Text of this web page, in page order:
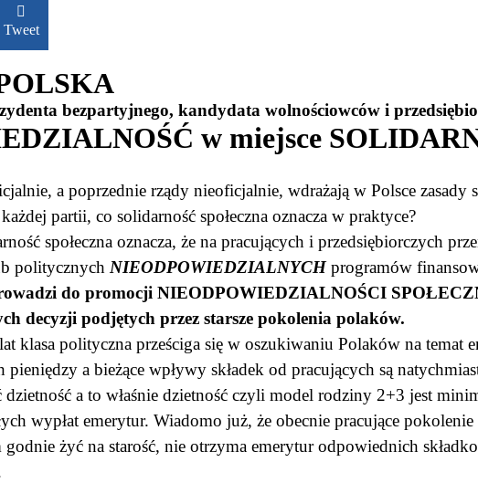
Tweet
bezpartyjnego, kandydata wolnościowców i
w miejsce
a poprzednie rządy nieoficjalnie, wdrażają w Polsce
partii, co solidarność społeczna oznacza w praktyce?
społeczna oznacza, że na pracujących i przedsiębiorczych
politycznych NIEODPOWIEDZIALNYCHprogramów
do promocji NIEODPOWIEDZIALNOŚCI
decyzji podjętych przez starsze pokolenia polaków.
klasa polityczna prześciga się w oszukiwaniu Polaków na
pieniędzy a bieżące wpływy składek od pracujących są
a to właśnie dzietność czyli model rodziny 2+3 jest
wypłat emerytur. Wiadomo już, że obecnie pracujące
żyć na starość, nie otrzyma emerytur odpowiednich